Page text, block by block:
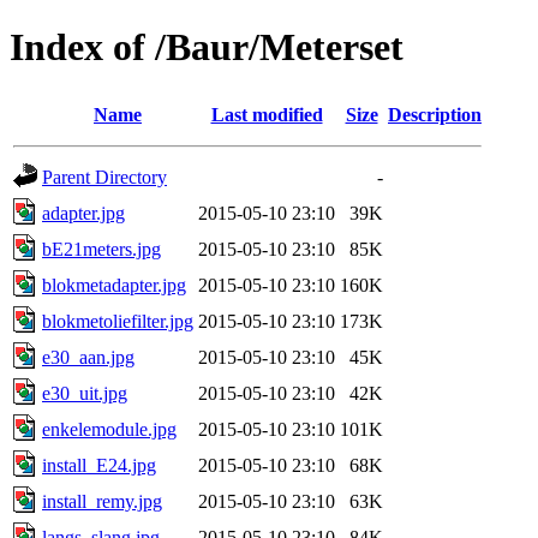
Index of /Baur/Meterset
Name Last modified Size Description
Parent Directory
-
adapter.jpg
2015-05-10 23:10
39K
bE21meters.jpg
2015-05-10 23:10
85K
blokmetadapter.jpg
2015-05-10 23:10 160K
blokmetoliefilter.jpg 2015-05-10 23:10 173K
e30_aan.jpg
2015-05-10 23:10
45K
e30_uit.jpg
2015-05-10 23:10
42K
enkelemodule.jpg
2015-05-10 23:10 101K
install_E24.jpg
2015-05-10 23:10
68K
install_remy.jpg
2015-05-10 23:10
63K